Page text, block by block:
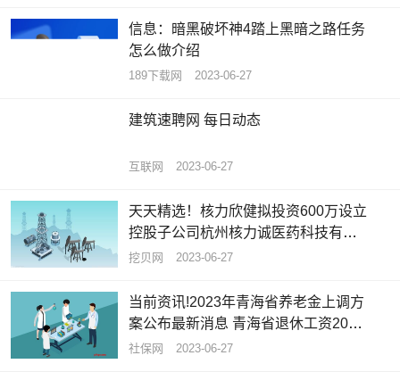
信息：暗黑破坏神4踏上黑暗之路任务
怎么做介绍
189下载网 2023-06-27
建筑速聘网 每日动态
互联网 2023-06-27
天天精选！核力欣健拟投资600万设立
控股子公司杭州核力诚医药科技有限
公司 持股85.71%
挖贝网 2023-06-27
当前资讯!2023年青海省养老金上调方
案公布最新消息 青海省退休工资2023
计算公式
社保网 2023-06-27